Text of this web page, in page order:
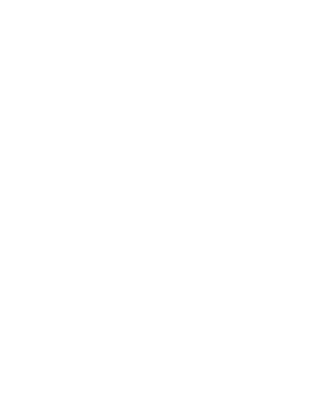
鶴をリズミカルに反
任し、文化財保護法
吉野富雄、溝口三郎
出蒔絵によるもので
に使用された彩色の
、理事に就任。戦前
日展を退会する。
同年、文化功労者に
版文化賞を受賞。
1960年、国立工芸
然を理想的な情景の
川県立美術館）、
》（1972年、国立工